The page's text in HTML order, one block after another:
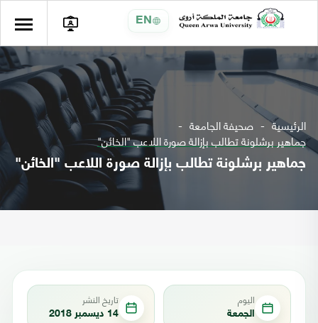
EN
الرئيسية صحيفة الجامعة
جماهير برشلونة تطالب بإزالة صورة اللاعب "الخائن"
جماهير برشلونة تطالب بإزالة صورة اللاعب "الخائن"
اليوم
الجمعة
تاريخ النشر
14 ديسمبر 2018